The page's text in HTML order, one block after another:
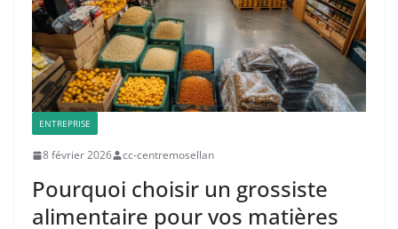
ENTREPRISE
8 février 2026 cc-centremosellan
Pourquoi choisir un grossiste
alimentaire pour vos matières